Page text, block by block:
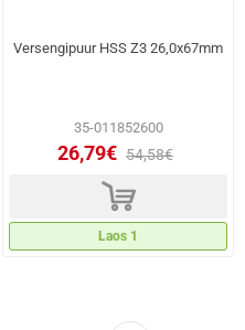
Versengipuur HSS Z3 26,0x67mm
35-011852600
26,79€ 54,58€
d
Laos 1